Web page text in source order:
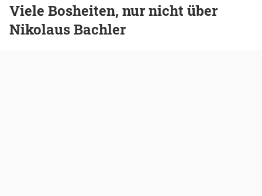
Viele Bosheiten, nur nicht über
Nikolaus Bachler